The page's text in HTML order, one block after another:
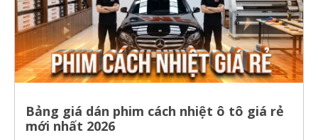
Bảng giá dán phim cách nhiệt ô tô giá rẻ
mới nhất 2026